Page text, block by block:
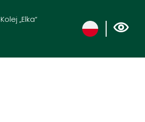
Kolej „Elka“